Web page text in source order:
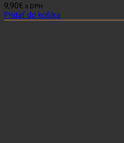
9,90€ s DPH
Pridať do košíka